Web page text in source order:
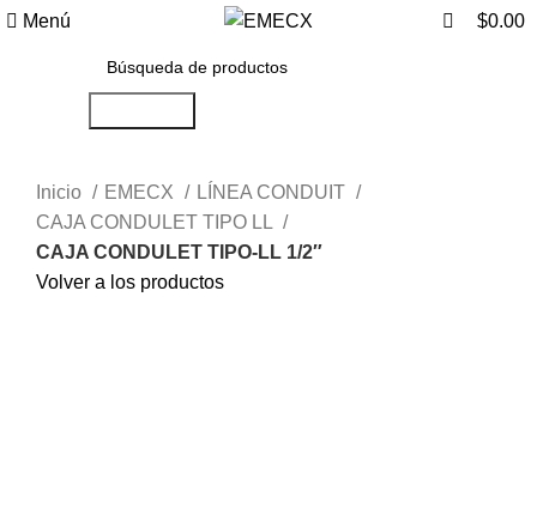
Menú $0.00
Inicio EMECX
LÍNEA CONDUIT
CAJA CONDULET TIPO LL
CAJA CONDULET TIPO-LL 1/2″
Volver a los productos